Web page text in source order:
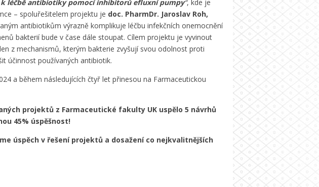
léčbě antibiotiky pomocí inhibitorů efluxní pumpy“, kde je
– spoluřešitelem projektu je doc. PharmDr. Jaroslav Roh,
antibiotikům výrazně komplikuje léčbu infekčních onemocnění
bakterií bude v čase dále stoupat. Cílem projektu je vyvinout
z mechanismů, kterým bakterie zvyšují svou odolnost proti
účinnost používaných antibiotik.
a během následujících čtyř let přinesou na Farmaceutickou
projektů z Farmaceutické fakulty UK uspělo 5 návrhů
45% úspěšnost!
úspěch v řešení projektů a dosažení co nejkvalitnějších